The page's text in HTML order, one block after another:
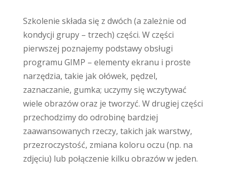
Szkolenie składa się z dwóch (a zależnie od
kondycji grupy – trzech) części. W części
pierwszej poznajemy podstawy obsługi
programu GIMP – elementy ekranu i proste
narzędzia, takie jak ołówek, pędzel,
zaznaczanie, gumka; uczymy się wczytywać
wiele obrazów oraz je tworzyć. W drugiej części
przechodzimy do odrobinę bardziej
zaawansowanych rzeczy, takich jak warstwy,
przezroczystość, zmiana koloru oczu (np. na
zdjęciu) lub połączenie kilku obrazów w jeden.